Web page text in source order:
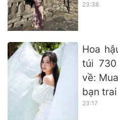
23:38
Hoa
túi
về:
bạn
23:17